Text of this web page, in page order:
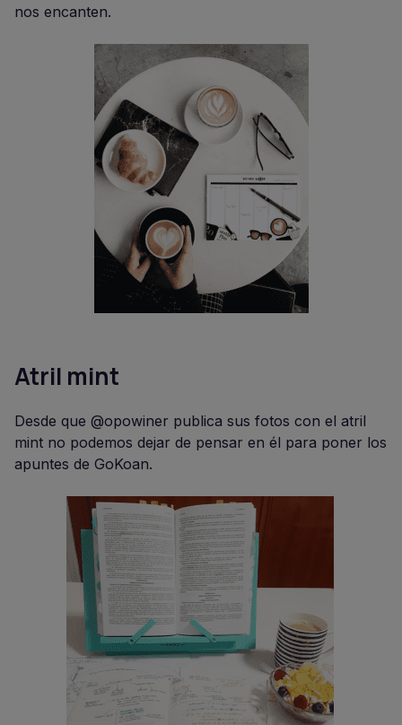
nos encanten.
Atril mint
Desde que @opowiner publica sus fotos con el atril
mint no podemos dejar de pensar en él para poner los
apuntes de GoKoan.